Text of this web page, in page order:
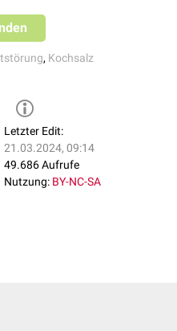
, Kochsalz
Letzter Edit:
21.03.2024, 09:14
49.686 Aufrufe
Nutzung: BY-NC-SA